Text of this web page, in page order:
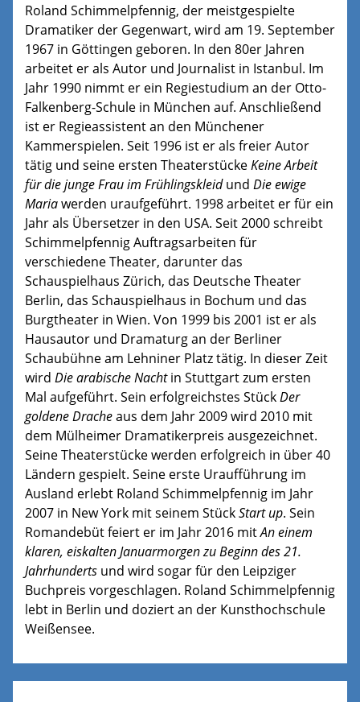
Roland Schimmelpfennig, der meistgespielte
Dramatiker der Gegenwart, wird am 19. September
1967 in Göttingen geboren. In den 80er Jahren
arbeitet er als Autor und Journalist in Istanbul. Im
Jahr 1990 nimmt er ein Regiestudium an der Otto-
Falkenberg-Schule in München auf. Anschließend
ist er Regieassistent an den Münchener
Kammerspielen. Seit 1996 ist er als freier Autor
tätig und seine ersten TheaterstückeKeine Arbeit
für die junge Frau im Frühlingskleidund Die ewige
Mariawerden uraufgeführt. 1998 arbeitet er für ein
Jahr als Übersetzer in den USA. Seit 2000 schreibt
Schimmelpfennig Auftragsarbeiten für
verschiedene Theater, darunter das
Schauspielhaus Zürich, das Deutsche Theater
Berlin, das Schauspielhaus in Bochum und das
Burgtheater in Wien. Von 1999 bis 2001 ist er als
Hausautor und Dramaturg an der Berliner
Schaubühne am Lehniner Platz tätig. In dieser Zeit
wird Die arabische Nachtin Stuttgart zum ersten
Mal aufgeführt. Sein erfolgreichstes StückDer
goldene Dracheaus dem Jahr 2009 wird 2010 mit
dem Mülheimer Dramatikerpreis ausgezeichnet.
Seine Theaterstücke werden erfolgreich in über 40
Ländern gespielt. Seine erste Uraufführung im
Ausland erlebt Roland Schimmelpfennig im Jahr
2007 in New York mit seinem StückStart up. Sein
Romandebüt feiert er im Jahr 2016 mitAn einem
klaren, eiskalten Januarmorgen zu Beginn des 21.
Jahrhunderts und wird sogar für den Leipziger
Buchpreis vorgeschlagen. Roland Schimmelpfennig
lebt in Berlin und doziert an der Kunsthochschule
Weißensee.